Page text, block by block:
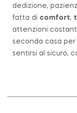
dedizione,
fatta di comfort,
attenzioni
seconda casa per
sentirsi al sicuro,